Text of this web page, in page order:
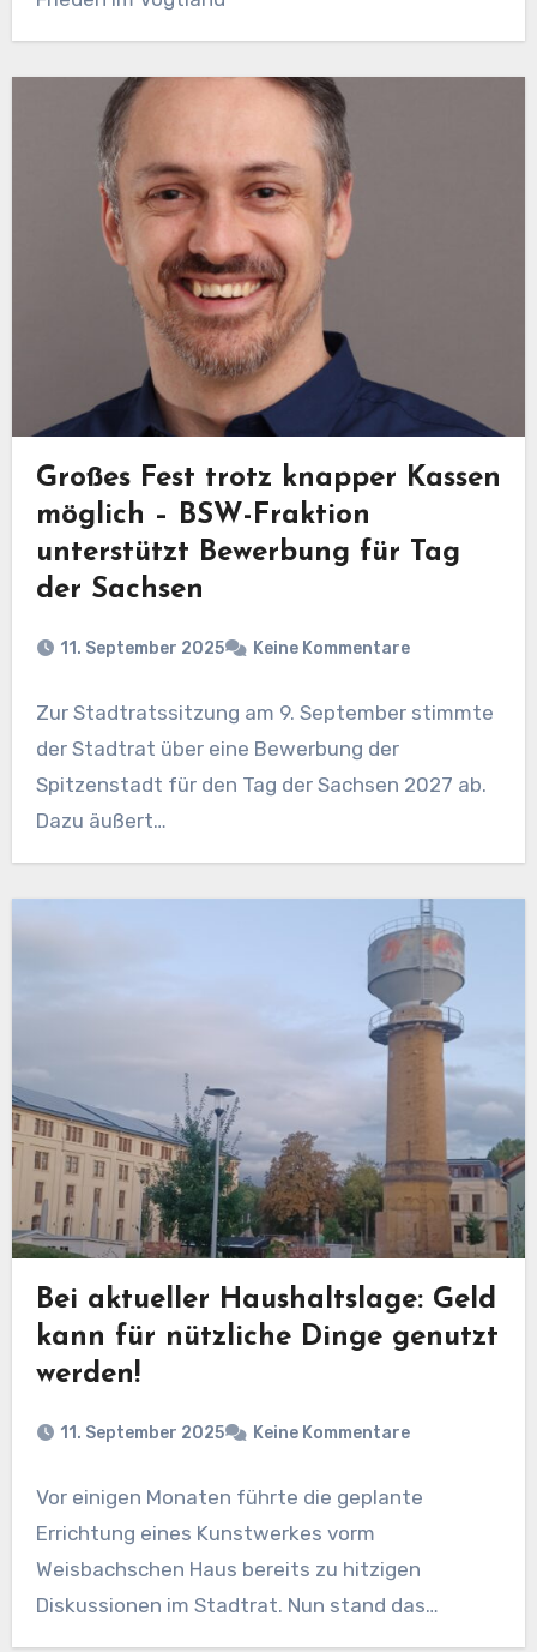
Großes Fest trotz knapper Kassen
möglich – BSW-Fraktion
unterstützt Bewerbung für Tag
der Sachsen
11. September 2025 Keine Kommentare
Zur Stadtratssitzung am 9. September stimmte
der Stadtrat über eine Bewerbung der
Spitzenstadt für den Tag der Sachsen 2027 ab.
Dazu äußert…
Bei aktueller Haushaltslage: Geld
kann für nützliche Dinge genutzt
werden!
11. September 2025 Keine Kommentare
Vor einigen Monaten führte die geplante
Errichtung eines Kunstwerkes vorm
Weisbachschen Haus bereits zu hitzigen
Diskussionen im Stadtrat. Nun stand das
Thema…